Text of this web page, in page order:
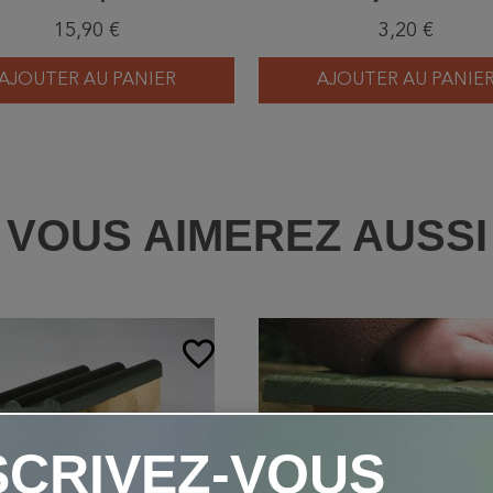
d'Oiseaux - Lot de 5
15,90 €
AU PANIER
3,20 €
AJOUTER AU PANIER
VOUS AIMEREZ AUSSI
favorite_border
VOUS